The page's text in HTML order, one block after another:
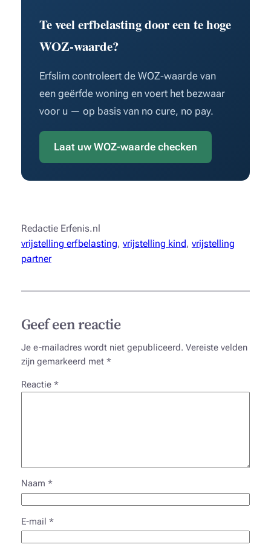
Te veel erfbelasting door een te hoge
WOZ-waarde?
Erfslim controleert de WOZ-waarde van
een geërfde woning en voert het bezwaar
voor u — op basis van no cure, no pay.
Laat uw WOZ-waarde checken
Redactie Erfenis.nl
vrijstelling erfbelasting, vrijstelling kind, vrijstelling
partner
Geef een reactie
Je e-mailadres wordt niet gepubliceerd. Vereiste velden
zijn gemarkeerd met *
Reactie *
Naam *
E-mail *